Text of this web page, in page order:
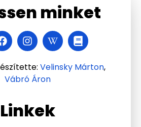
Linkek
minket
Velinsky Márton,
Vábró Áron